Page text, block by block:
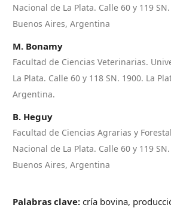
Nacional de La Plata. Calle 60 y 119
Buenos Aires, Argentina
M. Bonamy
Facultad de Ciencias Veterinarias.
La Plata. Calle 60 y 118 SN. 1900. La
Argentina.
B. Heguy
Facultad de Ciencias Agrarias y
Nacional de La Plata. Calle 60 y 119
Buenos Aires, Argentina
Palabras clave:cría bovina,